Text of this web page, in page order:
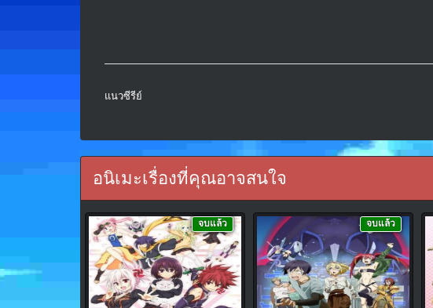
แนวซีรีย์
อนิเมะเรื่องที่คุณอาจสนใจ
จบแล้ว จบแล้ว